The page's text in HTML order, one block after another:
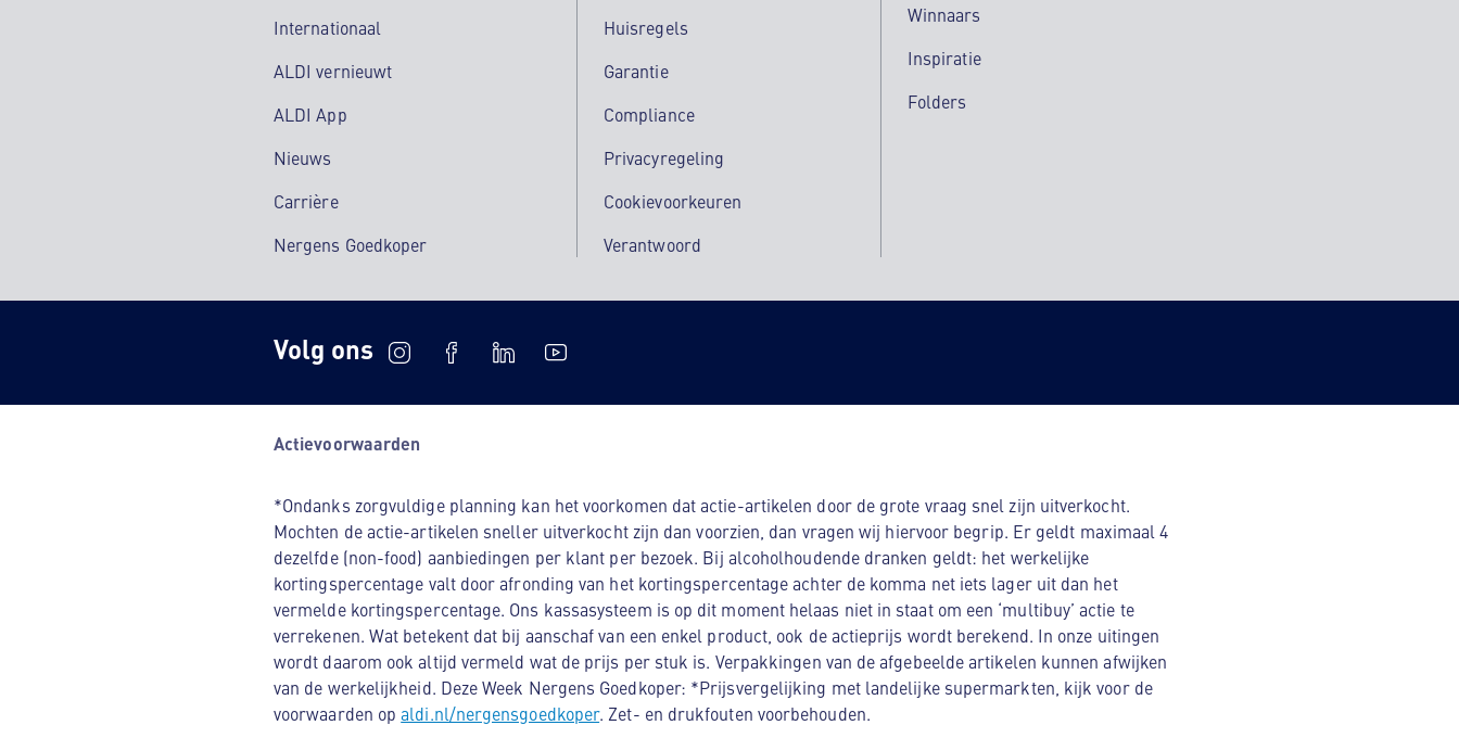
Internationaal
ALDI vernieuwt
ALDI App
Nieuws
Carrière
Nergens Goedkoper
Huisregels
Garantie
Compliance
Privacyregeling
Cookievoorkeuren
Verantwoord
Winnaars
Inspiratie
Folders
Volg ons
Actievoorwaarden
*Ondanks zorgvuldige planning kan het voorkomen dat actie-artikelen door de grote vraag snel zijn uitverkocht.
Mochten de actie-artikelen sneller uitverkocht zijn dan voorzien, dan vragen wij hiervoor begrip. Er geldt maximaal 4
dezelfde (non-food) aanbiedingen per klant per bezoek. Bij alcoholhoudende dranken geldt: het werkelijke
kortingspercentage valt door afronding van het kortingspercentage achter de komma net iets lager uit dan het
vermelde kortingspercentage. Ons kassasysteem is op dit moment helaas niet in staat om een ‘multibuy’ actie te
verrekenen. Wat betekent dat bij aanschaf van een enkel product, ook de actieprijs wordt berekend. In onze uitingen
wordt daarom ook altijd vermeld wat de prijs per stuk is. Verpakkingen van de afgebeelde artikelen kunnen afwijken
van de werkelijkheid. Deze Week Nergens Goedkoper: *Prijsvergelijking met landelijke supermarkten, kijk voor de
voorwaarden opaldi.nl/nergensgoedkoper. Zet- en drukfouten voorbehouden.